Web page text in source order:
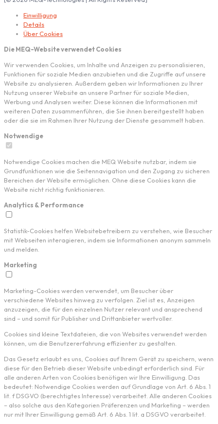
Einwilligung
Details
Über Cookies
Die MEQ-Website verwendet Cookies
Wir verwenden Cookies, um Inhalte und Anzeigen zu personalisieren,
Funktionen für soziale Medien anzubieten und die Zugriffe auf unsere
Website zu analysieren. Außerdem geben wir Informationen zu Ihrer
Nutzung unserer Website an unsere Partner für soziale Medien,
Werbung und Analysen weiter. Diese können die Informationen mit
weiteren Daten zusammenführen, die Sie ihnen bereitgestellt haben
oder die sie im Rahmen Ihrer Nutzung der Dienste gesammelt haben.
Notwendige
Notwendige Cookies machen die MEQ Website nutzbar, indem sie
Grundfunktionen wie die Seitennavigation und den Zugang zu sicheren
Bereichen der Website ermöglichen. Ohne diese Cookies kann die
Website nicht richtig funktionieren.
Analytics & Performance
Statistik-Cookies helfen Websitebetreibern zu verstehen, wie Besucher
mit Webseiten interagieren, indem sie Informationen anonym sammeln
und melden.
Marketing
Marketing-Cookies werden verwendet, um Besucher über
verschiedene Websites hinweg zu verfolgen. Ziel ist es, Anzeigen
anzuzeigen, die für den einzelnen Nutzer relevant und ansprechend
sind – und somit für Publisher und Drittanbieter wertvoller.
Cookies sind kleine Textdateien, die von Websites verwendet werden
können, um die Benutzererfahrung effizienter zu gestalten.
Das Gesetz erlaubt es uns, Cookies auf Ihrem Gerät zu speichern, wenn
diese für den Betrieb dieser Website unbedingt erforderlich sind. Für
alle anderen Arten von Cookies benötigen wir Ihre Einwilligung. Das
bedeutet: Notwendige Cookies werden auf Grundlage von Art. 6 Abs. 1
lit. f DSGVO (berechtigtes Interesse) verarbeitet. Alle anderen Cookies
– also solche aus den Kategorien Präferenzen und Marketing – werden
nur mit Ihrer Einwilligung gemäß Art. 6 Abs. 1 lit. a DSGVO verarbeitet.